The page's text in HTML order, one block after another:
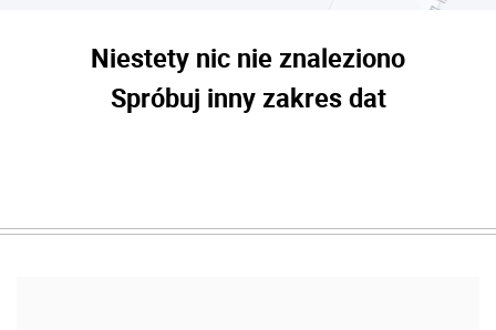
Niestety nic nie znaleziono
Spróbuj inny zakres dat